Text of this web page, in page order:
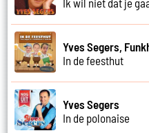
Yves Segers,
In de feesthut
Yves Segers
In de polonaise